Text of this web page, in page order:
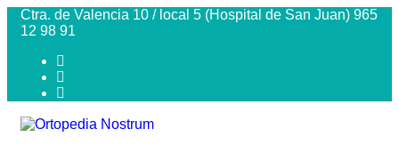
Ctra. de Valencia 10 / local 5 (Hospital de San Juan) 965
12 98 91